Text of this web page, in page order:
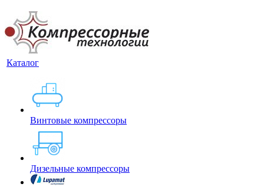
Каталог
Винтовые компрессоры
Дизельные компрессоры